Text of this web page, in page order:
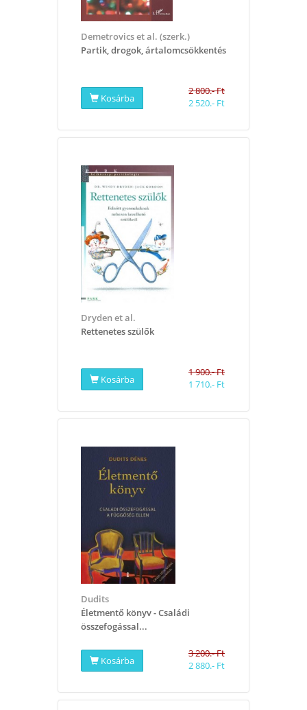
Demetrovics et al. (szerk.)
Partik, drogok, ártalomcsökkentés
Kosárba
2 800.- Ft
2 520.- Ft
Dryden et al.
Rettenetes szülők
Kosárba
1 900.- Ft
1 710.- Ft
Dudits
​Életmentő könyv - Családi
összefogással...
Kosárba
3 200.- Ft
2 880.- Ft